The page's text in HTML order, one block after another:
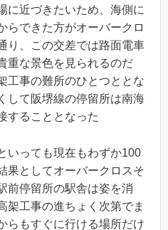
に近づきたいため、海側に
らできた方がオーバークロ
り、この交差では路面電車
重な景色を見られるのだ
工事の難所のひとつととな
して阪堺線の停留所は南海
することとなった
いっても現在もわずか100
果としてオーバークロスそ
前停留所の駅舎は姿を消
架工事の進ちょく次第でま
らもすぐに行ける場所だけ